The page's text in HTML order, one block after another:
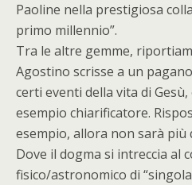
Paoline nella prestigiosa
primo millennio”.
Tra le altre gemme,
Agostino scrisse a un
certi eventi della vita di
esempio chiarificatore.
esempio, allora non sarà più
Dove il dogma si intreccia al
fisico/astronomico di